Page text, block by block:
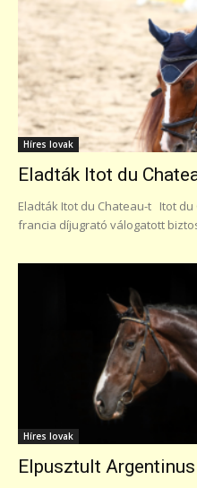
Híres lovak
Eladták Itot du
Eladták Itot du Chateau-t Itot du
francia díjugrató válogatott
Híres lovak
Elpusztult Argentinus